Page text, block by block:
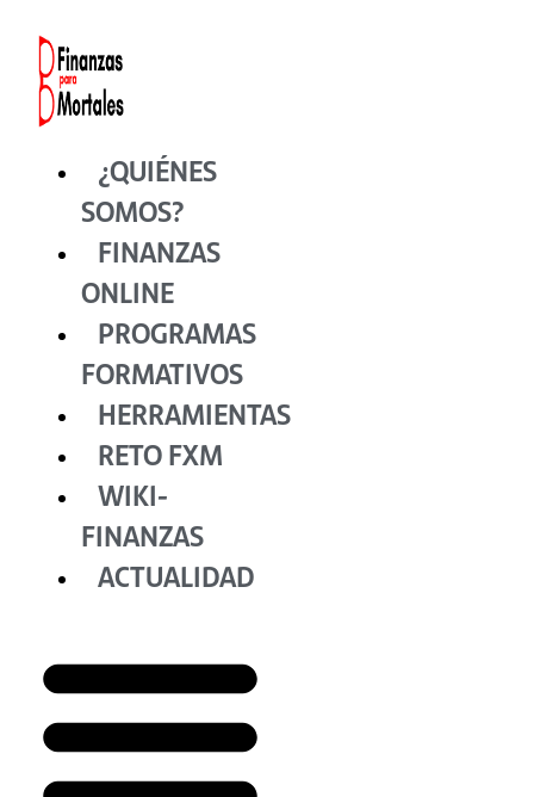
contenido
¿QUIÉNES
SOMOS?
FINANZAS
ONLINE
PROGRAMAS
FORMATIVOS
HERRAMIENTAS
RETO FXM
WIKI-
FINANZAS
ACTUALIDAD